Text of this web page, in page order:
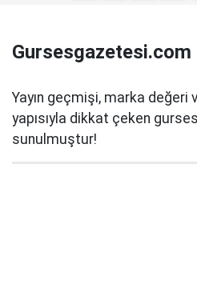
Gursesgazetesi.com
Yayın geçmişi, marka değeri
yapısıyla dikkat çeken
sunulmuştur!